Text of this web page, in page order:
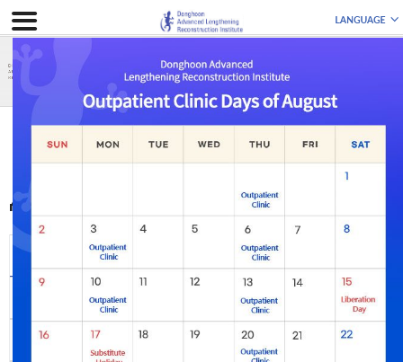
До и После
До и После
Leg Lengthening
Knock-knees
Leg Length
Genu Recurvatum
Complex
Deformity
Foot & Ankle
Flexion Deformity